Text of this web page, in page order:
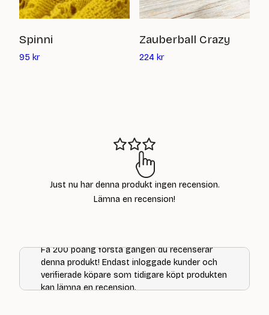
Spinni
95 krDet
Zauberball Crazy
224 krDet
Just nu har denna produkt ingen recension.
Lämna en recension!
Få 200 poäng första gången du recenserar
denna produkt! Endast inloggade kunder och
verifierade köpare som tidigare köpt produkten
kan lämna en recension.